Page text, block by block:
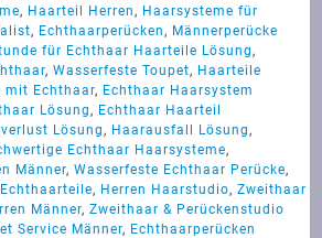
, Haarteil Herren, Haarsysteme für
, Echthaarperücken, Männerperücke
für Echthaar Haarteile Lösung,
,Wasserfeste Toupet, Haarteile
mit Echthaar, Echthaar Haarsystem
Lösung, Echthaar Haarteil
Lösung, Haarausfall Lösung,
Echthaar Haarsysteme,
Männer,Wasserfeste Echthaar Perücke,
, Herren Haarstudio,Zweithaar
Männer,Zweithaar & Perückenstudio
Service Männer, Echthaarperücken